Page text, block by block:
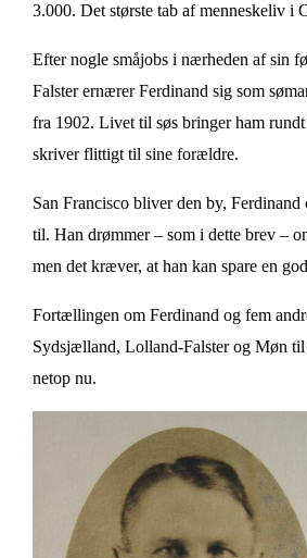
3.000. Det største tab af menneskeliv i
Efter nogle småjobs i nærheden af sin
Falster ernærer Ferdinand sig som
fra 1902. Livet til søs bringer ham
skriver flittigt til sine forældre.
San Francisco bliver den by, Ferdinand
til. Han drømmer – som i dette brev –
men det kræver, at han kan spare en
Fortællingen om Ferdinand og fem
Sydsjælland, Lolland-Falster og Møn
netop nu.